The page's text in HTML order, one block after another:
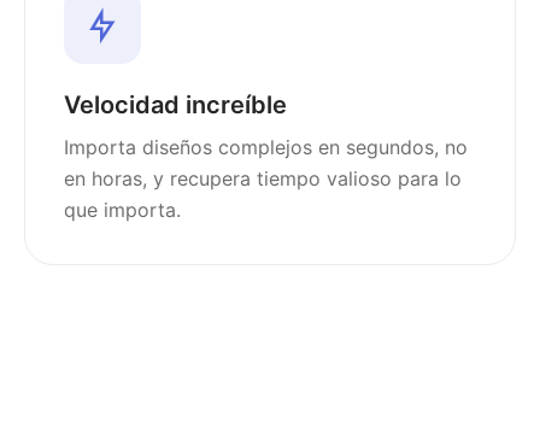
Velocidad increíble
Importa diseños complejos en segundos, no
en horas, y recupera tiempo valioso para lo
que importa.